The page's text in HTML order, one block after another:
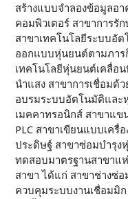
สร้างแบบจำลองข้อมูลอา
คอมพิวเตอร์ สาขาการรั
สาขาเทคโนโลยีระบบอั
ออกแบบหุ่นยนต์ตามภาร
เทคโนโลยีหุ่นยนต์เคลื่อ
นำแสง สาขาการเชื่อมด้
อบรมระบบอัตโนมัติและ
เมคคาทรอนิกส์ สาขาแข
PLC สาขาเขียนแบบเค
ประดิษฐ์ สาขาซ่อมบำรุง
ทดสอบมาตรฐานสาขาแ
สาขา ได้แก่ สาขาช่างซ่
ควบคุมระบบงานเชื่อมมิ